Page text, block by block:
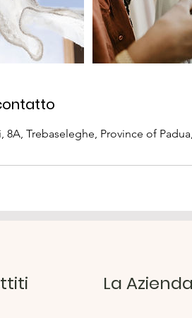
8A, Trebaseleghe, Province of
La Azienda